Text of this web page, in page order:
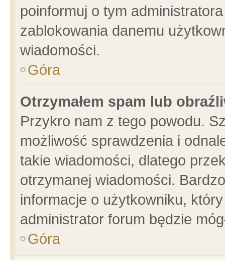
poinformuj o tym
zablokowania danemu
wiadomości.
Góra
Otrzymałem spam lub
Przykro nam z tego powodu.
możliwość sprawdzenia i
takie wiadomości, dlatego
otrzymanej wiadomości.
informacje o użytkowniku,
administrator forum będzie
Góra